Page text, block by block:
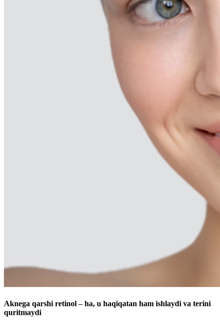
Aknega qarshi retinol – ha, u haqiqatan ham ishlaydi va terini
quritmaydi